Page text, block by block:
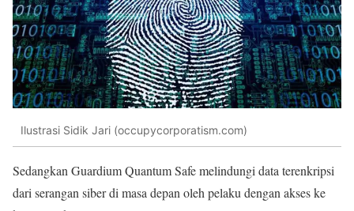
Ilustrasi Sidik Jari (occupycorporatism.com)
Sedangkan Guardium Quantum Safe melindungi data terenkripsi
dari serangan siber di masa depan oleh pelaku dengan akses ke